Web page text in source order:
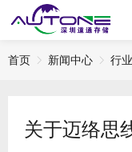
首页 新闻中心 行
关于迈络思